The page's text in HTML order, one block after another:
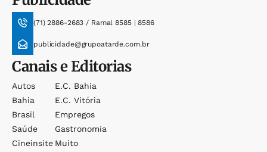
(71) 2886-2683 / Ramal 8585 | 8586
publicidade@grupoatarde.com.br
Canais e Editorias
Autos
Bahia
Brasil
Saúde
Cineinsite
E.c. Bahia
E.c. Vitória
Empregos
Gastronomia
Muito